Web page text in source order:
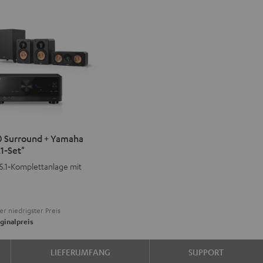
Surround + Yamaha
Set"
mit
niedrigster Preis
LIEFERUMFANG SUPPORT